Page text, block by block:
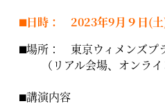
⬛︎日時： 2023年9月９日(
⬛︎場所： 東京ウィメンズ
（リアル会場、オンライ
⬛︎講演内容